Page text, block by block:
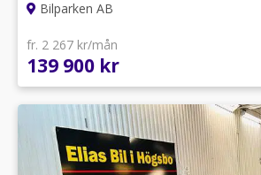
Bilparken AB
fr. 2 267 kr/mån
139 900 kr